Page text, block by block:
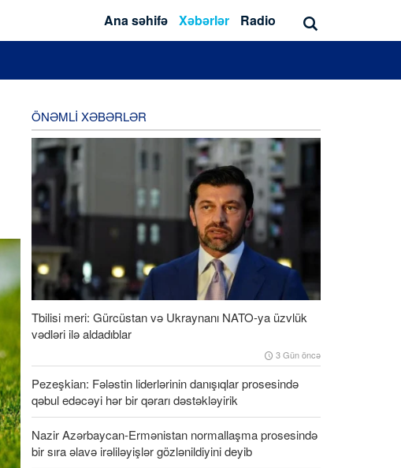
Ana səhifə Xəbərlər Radio
ÖNƏMLI XƏBƏRLƏR
Tbilisi meri: Gürcüstan və Ukraynanı NATO-ya üzvlük
vədləri ilə aldadıblar
3 Gün öncə
Pezeşkian: Fələstin liderlərinin danışıqlar prosesində
qəbul edəcəyi hər bir qərarı dəstəkləyirik
Nazir Azərbaycan-Ermənistan normallaşma prosesində
bir sıra əlavə irəliləyişlər gözlənildiyini deyib